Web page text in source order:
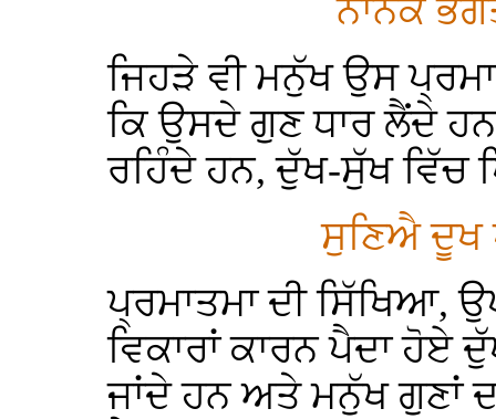
ਨਾਨਕ
ਜਿਹੜੇ ਵੀ ਮਨੁੱਖ ਉਸ
ਕਿ ਉਸਦੇ ਗੁਣ ਧਾਰ ਲੈਂਦੇ
ਰਹਿੰਦੇ ਹਨ, ਦੁੱਖ-ਸੁੱਖ ਵਿੱਚ
ਸੁਣਿਐ ਦੂਖ
ਪ੍ਰਮਾਤਮਾ ਦੀ ਸਿੱਖਿਆ,
ਵਿਕਾਰਾਂ ਕਾਰਨ ਪੈਦਾ
ਜਾਂਦੇ ਹਨ ਅਤੇ ਮਨੁੱਖ ਗੁਣਾਂ